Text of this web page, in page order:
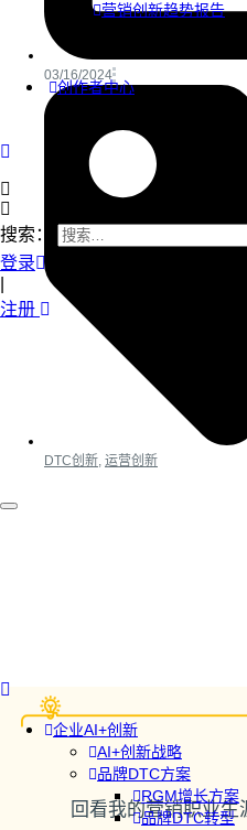
营销创新趋势报告
创作者中心
搜索：
登录
注册
企业AI+创新
AI+创新战略
品牌DTC方案
RGM增长方案
品牌DTC转型
03/16/2024
DTC创新 运营创新
回看我的营销职业